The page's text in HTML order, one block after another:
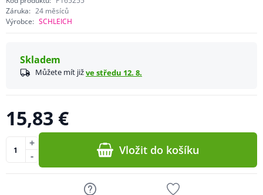
Záruka: 24 měsíců
Výrobce: SCHLEICH
Skladem
Můžete mít jižve středu 12. 8.
15,83 €
-
+ Vložit do košíku